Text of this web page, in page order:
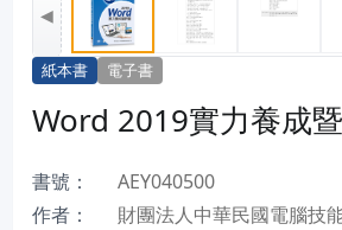
◀
紙本書 電子書
Word 2019實力養成
書號：
AEY040500
作者：
財團法人中華民國電腦技